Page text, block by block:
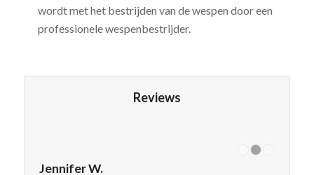
wordt met het bestrijden van de wespen door een
professionele wespenbestrijder.
Reviews
Jennifer W.